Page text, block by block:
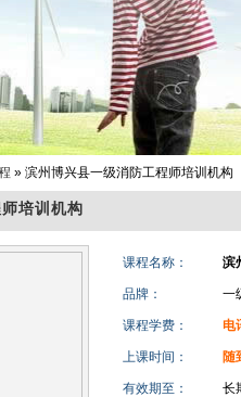
» 滨州博兴县一级消防工程师培训机构
培训机构
课程名称： 滨
品牌： 一
课程学费： 电
上课时间： 随
有效期至： 长